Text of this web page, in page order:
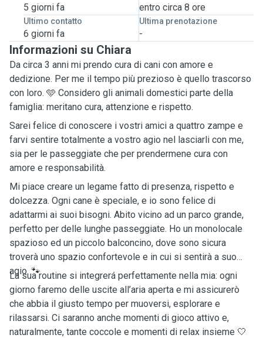
5 giorni fa entro circa 8 ore
Ultimo contatto
6 giorni fa
Ultima prenotazione
-
Informazioni su Chiara
Da circa 3 anni mi prendo cura di cani con amore e
dedizione. Per me il tempo più prezioso è quello trascorso
con loro. 🩵 Considero gli animali domestici parte della
famiglia: meritano cura, attenzione e rispetto.
Sarei felice di conoscere i vostri amici a quattro zampe e
farvi sentire totalmente a vostro agio nel lasciarli con me,
sia per le passeggiate che per prendermene cura con
amore e responsabilità.
Mi piace creare un legame fatto di presenza, rispetto e
dolcezza. Ogni cane è speciale, e io sono felice di
adattarmi ai suoi bisogni. Abito vicino ad un parco grande,
perfetto per delle lunghe passeggiate. Ho un monolocale
spazioso ed un piccolo balconcino, dove sono sicura
troverà uno spazio confortevole e in cui si sentirà a suo
agio. 🐾
La sua routine si integrerá perfettamente nella mia: ogni
giorno faremo delle uscite all’aria aperta e mi assicurerò
che abbia il giusto tempo per muoversi, esplorare e
rilassarsi. Ci saranno anche momenti di gioco attivo e,
naturalmente, tante coccole e momenti di relax insieme 🤍